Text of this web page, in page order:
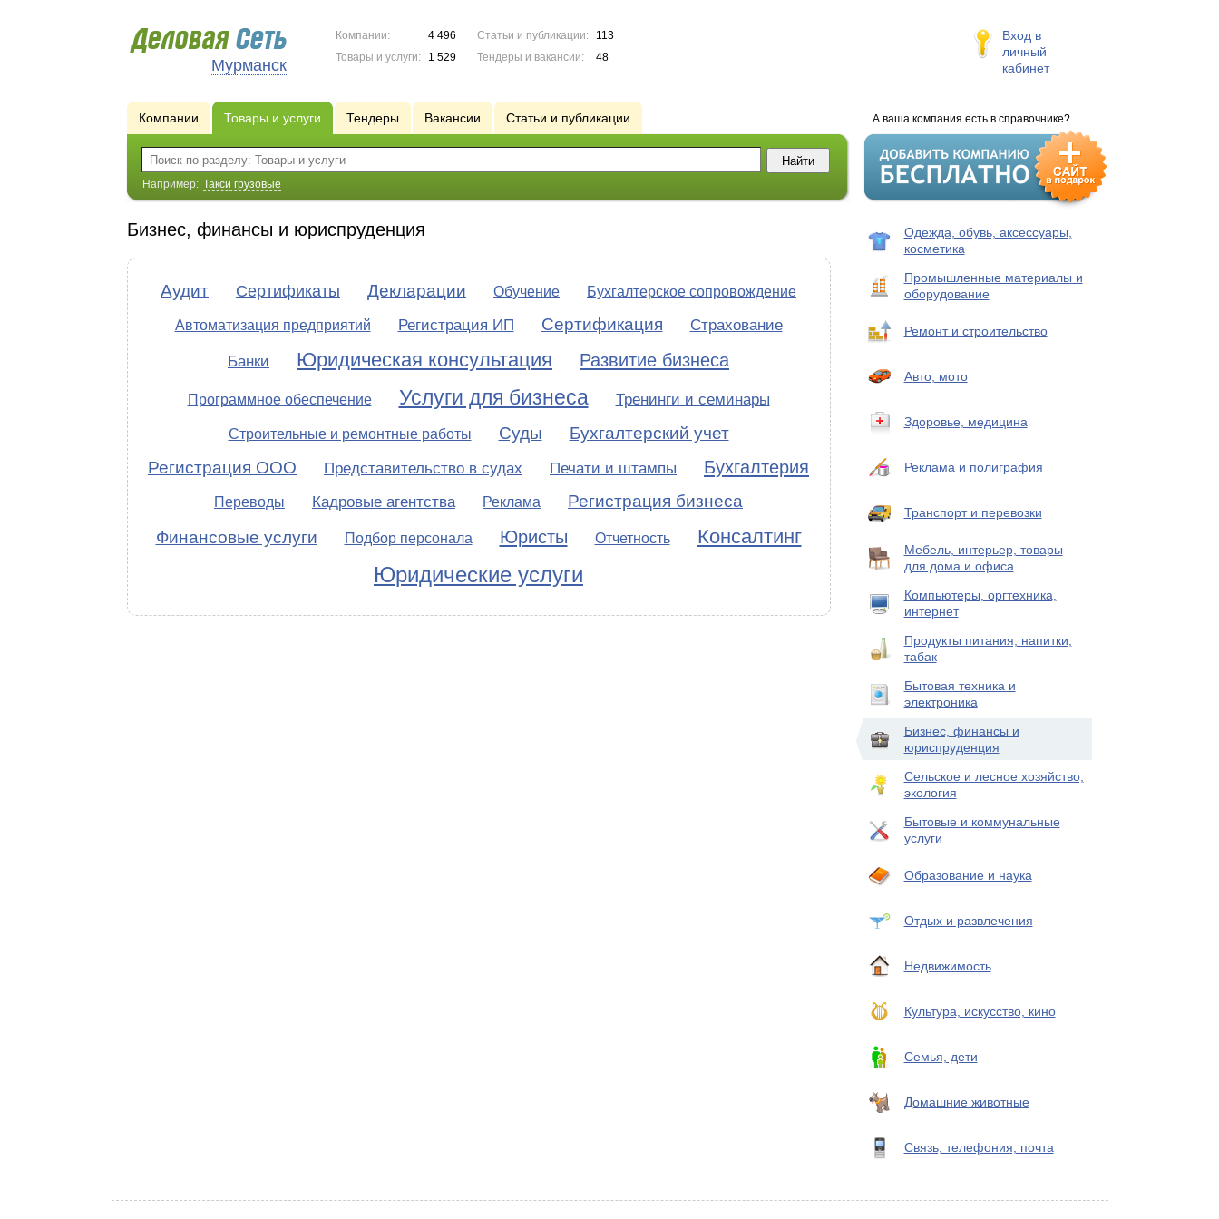
Мурманск
Компании:
4 496
Товары и услуги:
1 529
Статьи и публикации:
113
Тендеры и вакансии:
48
Вход в
личный
кабинет
А ваша компания есть в справочнике?
Компании Товары и услуги Тендеры Вакансии Статьи и публикации
Например: Такси грузовые
Бизнес, финансы и юриспруденция
Аудит Сертификаты Декларации Обучение Бухгалтерское сопровождение
Автоматизация предприятий Регистрация ИП Сертификация Страхование
Банки Юридическая консультация Развитие бизнеса
Программное обеспечение Услуги для бизнеса Тренинги и семинары
Строительные и ремонтные работы Суды
Бухгалтерский учет
Регистрация ООО
Представительство в судах Печати и штампы Бухгалтерия
Переводы Кадровые агентства Реклама
Регистрация бизнеса
Финансовые услуги
Подбор персонала Юристы Отчетность Консалтинг
Юридические услуги
Одежда, обувь, аксессуары,
косметика
Промышленные материалы и
оборудование
Ремонт и строительство
Авто, мото
Здоровье, медицина
Реклама и полиграфия
Транспорт и перевозки
Мебель, интерьер, товары
для дома и офиса
Компьютеры, оргтехника,
интернет
Продукты питания, напитки,
табак
Бытовая техника и
электроника
Бизнес, финансы и
юриспруденция
Сельское и лесное хозяйство,
экология
Бытовые и коммунальные
услуги
Образование и наука
Отдых и развлечения
Недвижимость
Культура, искусство, кино
Семья, дети
Домашние животные
Связь, телефония, почта